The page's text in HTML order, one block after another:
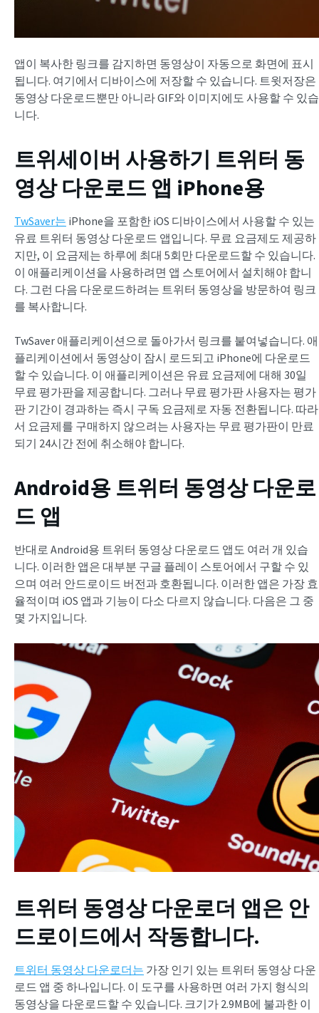
앱이 복사한 링크를 감지하면 동영상이 자동으로 화면에 표시
됩니다. 여기에서 디바이스에 저장할 수 있습니다. 트윗저장은
동영상 다운로드뿐만 아니라 GIF와 이미지에도 사용할 수 있습
니다.
트위세이버 사용하기 트위터 동
영상 다운로드 앱 iPhone용
TwSaver는 iPhone을 포함한 iOS 디바이스에서 사용할 수 있는
유료 트위터 동영상 다운로드 앱입니다. 무료 요금제도 제공하
지만, 이 요금제는 하루에 최대 5회만 다운로드할 수 있습니다.
이 애플리케이션을 사용하려면 앱 스토어에서 설치해야 합니
다. 그런 다음 다운로드하려는 트위터 동영상을 방문하여 링크
를 복사합니다.
TwSaver 애플리케이션으로 돌아가서 링크를 붙여넣습니다. 애
플리케이션에서 동영상이 잠시 로드되고 iPhone에 다운로드
할 수 있습니다. 이 애플리케이션은 유료 요금제에 대해 30일
무료 평가판을 제공합니다. 그러나 무료 평가판 사용자는 평가
판 기간이 경과하는 즉시 구독 요금제로 자동 전환됩니다. 따라
서 요금제를 구매하지 않으려는 사용자는 무료 평가판이 만료
되기 24시간 전에 취소해야 합니다.
Android용 트위터 동영상 다운로
드 앱
반대로 Android용 트위터 동영상 다운로드 앱도 여러 개 있습
니다. 이러한 앱은 대부분 구글 플레이 스토어에서 구할 수 있
으며 여러 안드로이드 버전과 호환됩니다. 이러한 앱은 가장 효
율적이며 iOS 앱과 기능이 다소 다르지 않습니다. 다음은 그 중
몇 가지입니다.
트위터 동영상 다운로더 앱은 안
드로이드에서 작동합니다.
트위터 동영상 다운로더는 가장 인기 있는 트위터 동영상 다운
로드 앱 중 하나입니다. 이 도구를 사용하면 여러 가지 형식의
동영상을 다운로드할 수 있습니다. 크기가 2.9MB에 불과한 이